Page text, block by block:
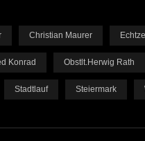
Christian Maurer
Konrad Obstlt.Herwig Rath
Stadtlauf Steiermark